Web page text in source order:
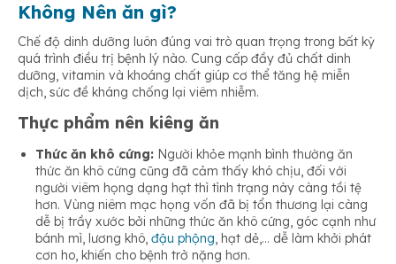
Không Nên ăn gì?
Chế độ dinh dưỡng luôn đúng vai trò quan trọng trong bất kỳ
quá trình điều trị bệnh lý nào. Cung cấp đầy đủ chất dinh
dưỡng, vitamin và khoáng chất giúp cơ thể tăng hệ miễn
dịch, sức đề kháng chống lại viêm nhiễm.
Thực phẩm nên kiêng ăn
Thức ăn khô cứng: Người khỏe mạnh bình thường ăn
thức ăn khô cứng cũng đã cảm thấy khó chịu, đối với
người viêm họng dạng hạt thì tình trạng này càng tồi tệ
hơn. Vùng niêm mạc họng vốn đã bị tổn thương lại càng
dễ bị trầy xước bởi những thức ăn khô cứng, góc cạnh như
bánh mì, lương khô, đậu phộng, hạt dẻ,… dễ làm khởi phát
cơn ho, khiến cho bệnh trở nặng hơn.